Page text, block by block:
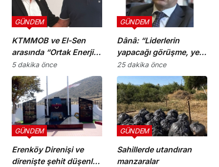
KTMMOB ve El-Sen
arasında “Ortak Enerji
Komitesi İş Birliği
Protokolü” imzalandı
GÜNDEM
5 dakika önce
Dânâ: “Liderlerin
yapacağı görüşme, yeni
ve sonuç alıcı 5+1
toplantısına hazırlık
niteliği taşıyor”
GÜNDEM
25 dakika önce
Erenköy Direnişi ve
direnişte şehit düşenler
GÜNDEM
Sahillerde utandıran
manzaralar
GÜNDEM